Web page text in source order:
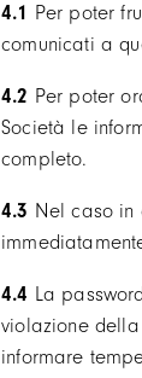
4.1 Per poter
comunicati a
4.2 Per poter
Società le
completo.
4.3 Nel caso in
4.4 La
violazione
informare